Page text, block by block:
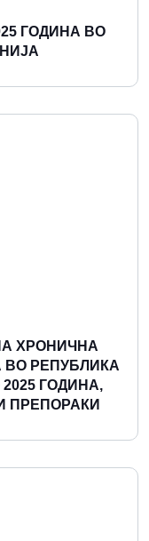
ГОДИНА ВО
ХРОНИЧНА
РЕПУБЛИКА
ГОДИНА,
ПРЕПОРАКИ